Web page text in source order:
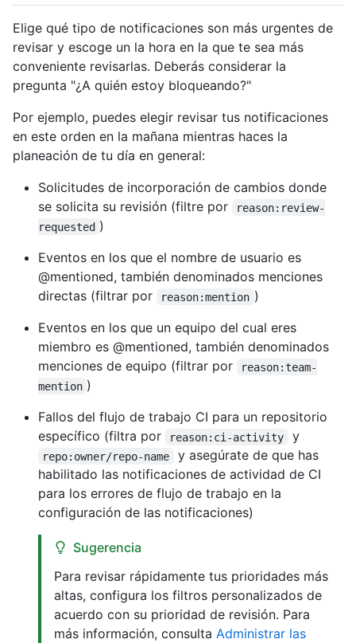
Elige qué tipo de notificaciones son más urgentes de
revisar y escoge un la hora en la que te sea más
conveniente revisarlas. Deberás considerar la
pregunta "¿A quién estoy bloqueando?"
Por ejemplo, puedes elegir revisar tus notificaciones
en este orden en la mañana mientras haces la
planeación de tu día en general:
Solicitudes de incorporación de cambios donde
se solicita su revisión (filtre por
reason:review-
requested )
Eventos en los que el nombre de usuario es
@mentioned, también denominados menciones
directas (filtrar por
reason:mention )
Eventos en los que un equipo del cual eres
miembro es @mentioned, también denominados
menciones de equipo (filtrar por
reason:team-
mention )
Fallos del flujo de trabajo CI para un repositorio
específico (filtra por
reason:ci-activity y
repo:owner/repo-name
y asegúrate de que has
habilitado las notificaciones de actividad de CI
para los errores de flujo de trabajo en la
configuración de las notificaciones)
Sugerencia
Para revisar rápidamente tus prioridades más
altas, configura los filtros personalizados de
acuerdo con su prioridad de revisión. Para
más información, consulta Administrar las